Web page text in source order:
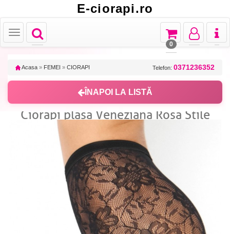
E-ciorapi.ro
Toggle
navigation
Toggle
Toggle
navigation
Toggle
navigation
Toggle
navigation
0
Acasa » FEMEI » CIORAPI Telefon: 0371236352
ÎNAPOI LA LISTĂ
Ciorapi plasa Veneziana Rosa Stile